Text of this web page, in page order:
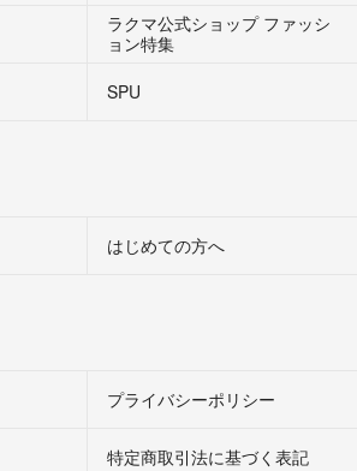
ラクマ公式ショップ ファッシ
ョン特集
SPU
はじめての方へ
プライバシーポリシー
特定商取引法に基づく表記